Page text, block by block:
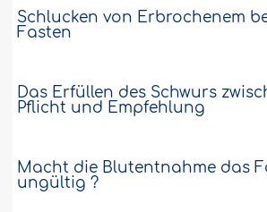
Schlucken von Erbrochenem
Fasten
Das Erfüllen des Schwurs
Pflicht und Empfehlung
Macht die Blutentnahme das
ungültig ?